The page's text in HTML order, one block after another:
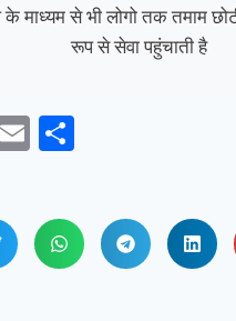
से भी लोगो तक तमाम छोटी
रूप से सेवा पहुंचाती है
Email